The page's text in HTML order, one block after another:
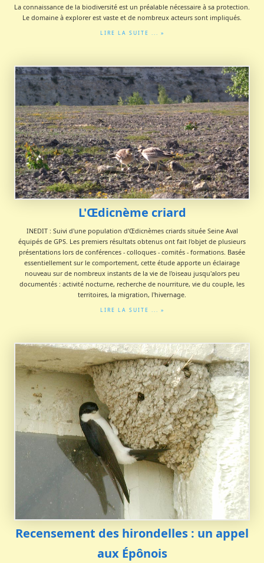
La connaissance de la biodiversité est un préalable nécessaire à sa protection.
Le domaine à explorer est vaste et de nombreux acteurs sont impliqués.
LIRE LA SUITE ... »
L'Œdicnème criard
INEDIT : Suivi d'une population d'Œdicnèmes criards située Seine Aval
équipés de GPS. Les premiers résultats obtenus ont fait l'objet de plusieurs
présentations lors de conférences - colloques - comités - formations. Basée
essentiellement sur le comportement, cette étude apporte un éclairage
nouveau sur de nombreux instants de la vie de l'oiseau jusqu'alors peu
documentés : activité nocturne, recherche de nourriture, vie du couple, les
territoires, la migration, l'hivernage.
LIRE LA SUITE ... »
Recensement des hirondelles : un appel
aux Épônois